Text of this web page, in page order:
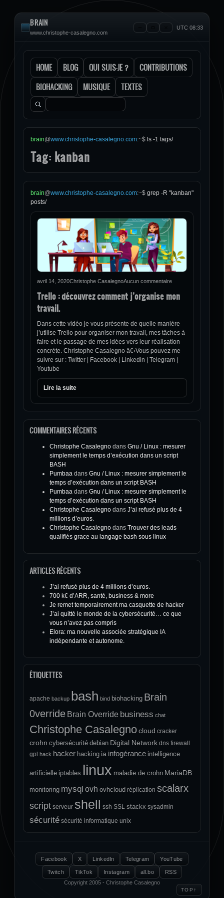
BRAIN
www.christophe-casalegno.com
UTC 08:33
HOME BLOG QUI SUIS-JE ?
CONTRIBUTIONS
BIOHACKING
MUSIQUE TEXTES
Rechercher :
brain@www.christophe-casalegno.com:~$ ls -1 tags/
Tag: kanban
brain@www.christophe-casalegno.com:~$ grep -R "kanban"
posts/
avril 14, 2020Christophe CasalegnoAucun commentaire
Trello : découvrez comment j’organise mon
travail.
Dans cette vidéo je vous présente de quelle manière
j’utilise Trello pour organiser mon travail, mes tâches à
faire et le passage de mes idées vers leur réalisation
concrète. Christophe Casalegno â€‹Vous pouvez me
suivre sur : Twitter | Facebook | Linkedin | Telegram |
Youtube
Lire la suite
COMMENTAIRES RÉCENTS
Christophe Casalegno dans Gnu / Linux : mesurer
simplement le temps d’exécution dans un script
BASH
Pumbaa dans Gnu / Linux : mesurer simplement le
temps d’exécution dans un script BASH
Pumbaa dans Gnu / Linux : mesurer simplement le
temps d’exécution dans un script BASH
Christophe Casalegno dans J’ai refusé plus de 4
millions d’euros.
Christophe Casalegno dans Trouver des leads
qualifiés grace au langage bash sous linux
ARTICLES RÉCENTS
J’ai refusé plus de 4 millions d’euros.
700 k€ d’ARR, santé, business & more
Je remet temporairement ma casquette de hacker
J’ai quitté le monde de la cybersécurité… ce que
vous n’avez pas compris
Elora: ma nouvelle associée stratégique IA
indépendante et autonome.
ÉTIQUETTES
apache backup bash bind biohacking Brain
0verride Brain Override business chat
Christophe Casalegnocloud cracker
crohn cybersécurité debian Digital Network dns firewall
gpl
hack hacker hacking ia infogérance intelligence
artificielle iptables linux maladie de crohn MariaDB
monitoring mysql ovh ovhcloud réplication scalarx
script serveur shell ssh SSL stackx sysadmin
sécurité sécurité informatique unix
Facebook X LinkedIn Telegram YouTube
Twitch TikTok Instagram all.bo
RSS
Copyright 2005 - Christophe Casalegno
TOP ↑